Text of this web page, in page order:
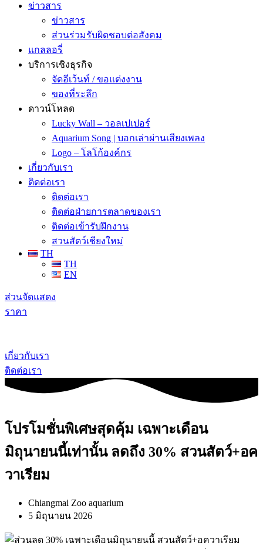
ข่าวสาร
ข่าวสาร
ส่วนร่วมรับผิดชอบต่อสังคม
แกลลอรี่
บริการเชิงธุรกิจ
จัดอีเว้นท์ / ขอแต่งงาน
ของที่ระลึก
ดาวน์โหลด
Lucky Wall – วอลเปเปอร์
Aquarium Song | บอกเล่าผ่านเสียงเพลง
Logo – โลโก้องค์กร
เกี่ยวกับเรา
ติดต่อเรา
ติดต่อเรา
ติดต่อฝ่ายการตลาดของเรา
ติดต่อเข้ารับฝึกงาน
สวนสัตว์เชียงใหม่
TH
TH
EN
ส่วนจัดแสดง
ราคา
เกี่ยวกับเรา
ติดต่อเรา
โปรโมชั่นพิเศษสุดคุ้ม เฉพาะเดือน
มิถุนายนนี้เท่านั้น ลดถึง 30% สวนสัตว์+อค
วาเรียม
Chiangmai Zoo aquarium
5 มิถุนายน 2026